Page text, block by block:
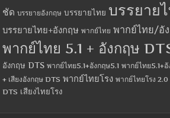
ชัด บรรยายอังกฤษ บรรยายไทย บรรยาย
บรรยายไทย+อังกฤษ พากย์ไทย พากย์ไทย/อั
พากย์ไทย 5.1 + อังกฤษ
อังกฤษ DTS พากย์ไทย5.1+อังกฤษ5.1 พากย์ไทย5.1+
+ เสียงอังกฤษ DTS พากย์ไทยโรง พากย์ไทยโรง 2.0
DTS เสียงไทยโรง